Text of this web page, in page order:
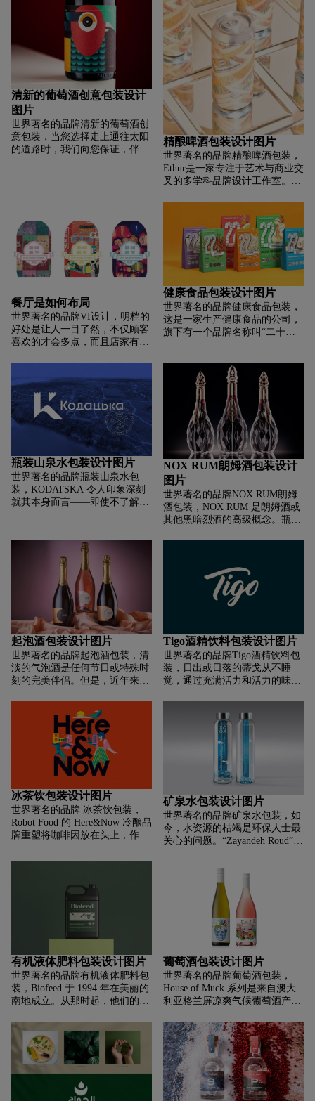
的品牌工作室Invade Design最近
更新了Nutshed的充满活力的包
装。有趣的是，该工作室创造了
两个最初的设计概念来展示给品
牌的创始人，一个是安全的，一
个是充满风险的。Nutshed 选择
了更有趣的选项，这对大多数人
来说是一个惊喜（任何工作室的
梦想）。工作室将品牌标志更新
为定制类型，以低调的方式反映
品牌厚实、粘稠的产品，金箔营
造出奢华的效果。此外，更新后
从火山深处诞生的，这要归功于
一位为人类牺牲自己的上帝。现
在，我们有幸拥有 Blow Hard
Seltzer 独特的复习。展示品牌的
核心差异;他们致力于不含防腐剂
的本地天然产品。这将支持调控
者与目前主导市场的一系列外国
产品竞争。都是关于猥亵者的。
…改头换的品牌帮助猥亵者讲述
他们的故事，并通过来自湄公河
三角洲热带水果和植物的充满活
力的颜色和图标系统从货架上跳
下来。将广告牌产品的全方位纳
入大胆、醒目的光谱。伴随着精
心制作的定制热带图标，我们的
包装都给了品牌专业的合格外
观，但脚本帮助品牌传达它的动
手方式。事实证明，品牌重塑的
结果是成功的，因为品牌不仅被
更认真地对待，而且它也是营销
人员喜欢突出的空间。
清新的葡萄酒创意包装设计
图片
世界著名的品牌清新的葡萄酒创
意包装，当您选择走上通往太阳
的道路时，我们向您保证，伴随
达，超越了经典酒标设计的界
限。Terras Lusas 是对葡萄牙文
化最具象征意义的致敬。其中一
些在世界范围内享有盛誉，例如
阿威罗的 Moliceiro、代表 18 世
的 Viana do Castelo Heart、
Barcelos 公鸡及其朝圣者的传奇
历史通往圣地亚哥德孔波斯特拉
的路，直到葡萄牙吉他和许多其
仔细看看红酒，以及他温暖的色
彩和标志性的布拉加邦耶稣的插
图，葡萄牙瓷砖，波尔图酒桶和
位于里斯本的著名桥梁，由 Eifel
设计 - 25 de Abril 桥.桃红葡萄酒
及其轻盈、明亮的颜色激励我们
享受葡萄牙的好天气，并从波尔
图市前往里斯本，聆听葡萄牙法
多和葡萄牙吉他弦的声音。关闭
这个范围，我们有白葡萄酒，其
中一种最着名的葡萄牙美食，沙
丁鱼，以及瓶子里的鹰，因为它
款彩色连衣裙，来自我们的客户
Vignobles Jeanjean 的葡萄酒。明
亮清新的标签与这款 Pays d'Oc
的热带香气和花香融为一体。以
随机技术打印的几何图形组合。
精酿啤酒包装设计图片
世界著名的品牌精酿啤酒包装，
Ethur是一家专注于艺术与商业交
叉的多学科品牌设计工作室。我
的。作为冒险家和推动者，我们
将协助您的团队完成从构思到最
终产品的全过程。位于加州中部
海岸，历史悠久的圣路易奥比斯
波市中心。
餐厅是如何布局
世界著名的品牌VI设计，明档的
好处是让人一目了然，不仅顾客
喜欢的才会多点，而且店家有了
这一区域，其实关于餐饮明档设
计也是有很多方法可寻的，今天
就为大家介绍一下。
健康食品包装设计图片
世界著名的品牌健康食品包装，
这是一家生产健康食品的公司，
旗下有一个品牌名称叫“二十二
增加了纤维和维生素等营养物
质，不论是从大健康市场的到
来，还是消费者的年轻化，该包
装的重塑设计迫在眉睫。一切都
是为了新市场和新的消费者，细
分市场的问题理解之后，设计将
“二十二世纪”改为阿拉伯数字
22，赋予新的理念，并且专注于
功能。简洁的设计和统一的结构
形成一整个产品系列。并且22成
为了该品牌的主要视觉符号。
瓶装山泉水包装设计图片
世界著名的品牌瓶装山泉水包
装，KODATSKA 令人印象深刻
就其本身而言——即使不了解历
语中哥萨克的形容词）
+voda（乌克兰语中的水）。与
此同时，位于第聂伯罗的
Kodatska Voda 公司已经上市 20
多年。柯达要塞还要古老 400
年！博赫丹·赫梅利尼茨基
（Bohdan Khmelnytskyi）谈到柯
达堡垒时说：“人手建造的东
西，人手将摧毁的东西。” 最
初，要塞的建造是为了阻止扎波
罗热西奇。然而，乌克兰哥萨克
人征服了站在第聂伯罗湍急的柯
NOX RUM朗姆酒包装设计
图片
世界著名的品牌NOX RUM朗姆
酒包装，NOX RUM 是朗姆酒或
其他黑暗烈酒的高级概念。瓶子
分。颈部部分金属化，与天然软
木塞相匹配。该瓶适用于零售价
在 500 至 750 美元以上的烈酒。
玻璃、装饰和瓶盖都必须在不同
考虑最终产品的物流、时间和固
有的溢价定价。
起泡酒包装设计图片
世界著名的品牌起泡酒包装，清
淡的气泡酒是任何节日或特殊时
刻的完美伴侣。但是，近年来，
者对起泡酒的“民主化”。起泡酒
的每一天-这是新的大山谷
Charmat线的座右铭，我们的工
作室受雇于设计包装。与此同
时，我们也必须考虑到这款产品
差异，并在生产商的总体产品组
合中把它们放在一个单独的类别
中。在这样的背景下，我们被委
托为格兰德瓦利夏马特葡萄酒进
外应用阳光。所有这些元素结合
在一起，创造了一种简洁的组
合，立即吸引了注意力，并将产
品区别于更传统和严格的起泡酒
Tigo酒精饮料包装设计图片
世界著名的品牌Tigo酒精饮料包
装，日出或日落的蒂戈从不睡
觉，通过充满活力和活力的味道
文化为核心的生活方式品牌，采
取“为周末而活”的态度。Tigo 通
过对音乐和探索的共同热爱将人
们联系起来。无论是在迈阿密海
滩、夜总会、停泊在图卢姆的游
艇上，还是在家庭聚会上，Tigo
都会有宾至如归的感觉。Drink
Tigo 标志采用手绘风格，表示该
品牌通过其“为周末而活”的口号
唤起一种有趣、开放和友好的态
度。随着我们的团队为网络和社
展示海报和商品，该身份扩展到
多个接触点。
冰茶饮包装设计图片
世界著名的品牌 冰茶饮包装，
Robot Food 的 Here&Now 冷酿品
牌重塑将咖啡因放在头上，作为
为 Here&Now，一系列冰茶和咖
利兹的战略品牌机构被引入重新
定位、重命名和重新设计整个品
牌，该品牌以前称为 FITCH
Brew Co (FITCH)。
矿泉水包装设计图片
世界著名的品牌矿泉水包装，如
今，水资源的枯竭是环保人士最
关心的问题。“Zayandeh Roud”的
资源，提出一种大众使用的矿泉
水包装理念，并解决水资源短缺
有机液体肥料包装设计图片
世界著名的品牌有机液体肥料包
装，Biofeed 于 1994 年在美丽的
南地成立。从那时起，他们的高
新西兰各地的园艺客户感到满
意。他们找我们重新设计他们的
品牌，因为他们需要在整个身份
中清楚地展示他们产品的价值。
由于这是一种有机产品，它具有
真正的积极影响，并且使用它的
葡萄酒包装设计图片
世界著名的品牌葡萄酒包装，
House of Muck 系列是来自澳大
利亚格兰屏凉爽气候葡萄酒产区
们来制作这个包装时，我们注意
到的第一件事就是他不是你的普
通人……或酿酒师。至于这个奇
怪的名字……他多年前被他的侄
女和侄子膏为“Muck”，而且它被
卡住了。一位拥有少量可笑汽车